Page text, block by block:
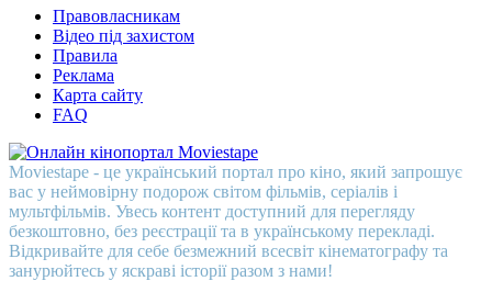
Правовласникам
Відео під захистом
Правила
Реклама
Карта сайту
FAQ
Moviestape - це український портал про кіно, який запрошує
вас у неймовірну подорож світом фільмів, серіалів і
мультфільмів. Увесь контент доступний для перегляду
безкоштовно, без реєстрації та в українському перекладі.
Відкривайте для себе безмежний всесвіт кінематографу та
занурюйтесь у яскраві історії разом з нами!